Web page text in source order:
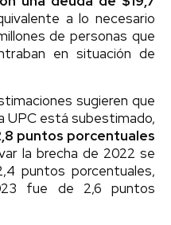
a lo necesario
de personas que
en situación de
sugieren que
UPC está subestimado,
puntos porcentuales
la brecha de 2022 se
puntos porcentuales,
fue de 2,6 puntos